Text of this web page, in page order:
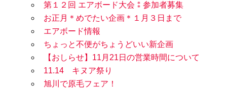
第１２回 エアボード大会⁑参加者募集
お正月＊めでたい企画＊１月３日まで
エアボード情報
ちょっと不便がちょうどいい新企画
【おしらせ】11月21日の営業時間について
11.14 キヌア祭り
旭川で原毛フェア！